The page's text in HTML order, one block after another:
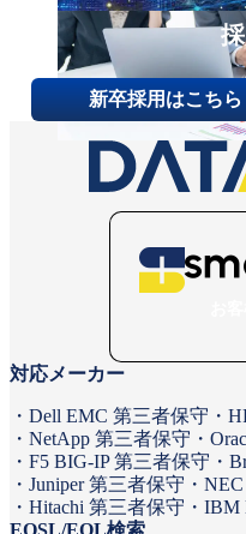
新卒採用はこちら
対応メーカー
Dell EMC 第三者保守
NetApp 第三者保守
F5 BIG-IP 第三者保守
Juniper 第三者保守
Hitachi 第三者保守
IBM
EOSL/EOL検索